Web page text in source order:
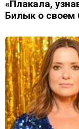
«Плакала,
Билык о